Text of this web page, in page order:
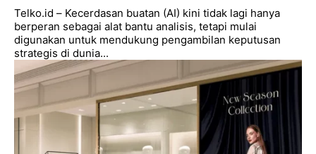
Telko.id – Kecerdasan buatan (AI) kini tidak lagi hanya
berperan sebagai alat bantu analisis, tetapi mulai
digunakan untuk mendukung pengambilan keputusan
strategis di dunia...